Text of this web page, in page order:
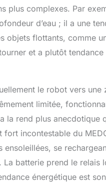
plus complexes. Par
d’eau ; il a une
objets flottants, comme
et a plutôt tendance
le robot vers une
limitée,
la rend plus anecdotique
fort incontestable du
ensoleillées, se
batterie prend le relais
énergétique est son